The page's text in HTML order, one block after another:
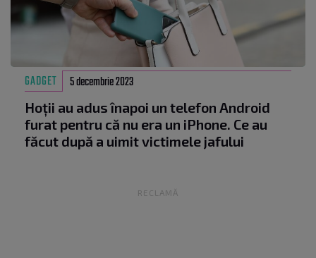
GADGET 5 decembrie 2023
Hoții au adus înapoi un telefon Android
furat pentru că nu era un iPhone. Ce au
făcut după a uimit victimele jafului
RECLAMĂ